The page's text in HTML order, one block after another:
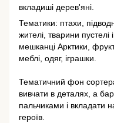
вкладиші дерев'яні.
Тематики: птахи,
жителі, тварини пустелі
мешканці Арктики,
меблі, одяг, іграшки.
Тематичний фон
вивчати в деталях, а
пальчиками і вкладати
героїв.